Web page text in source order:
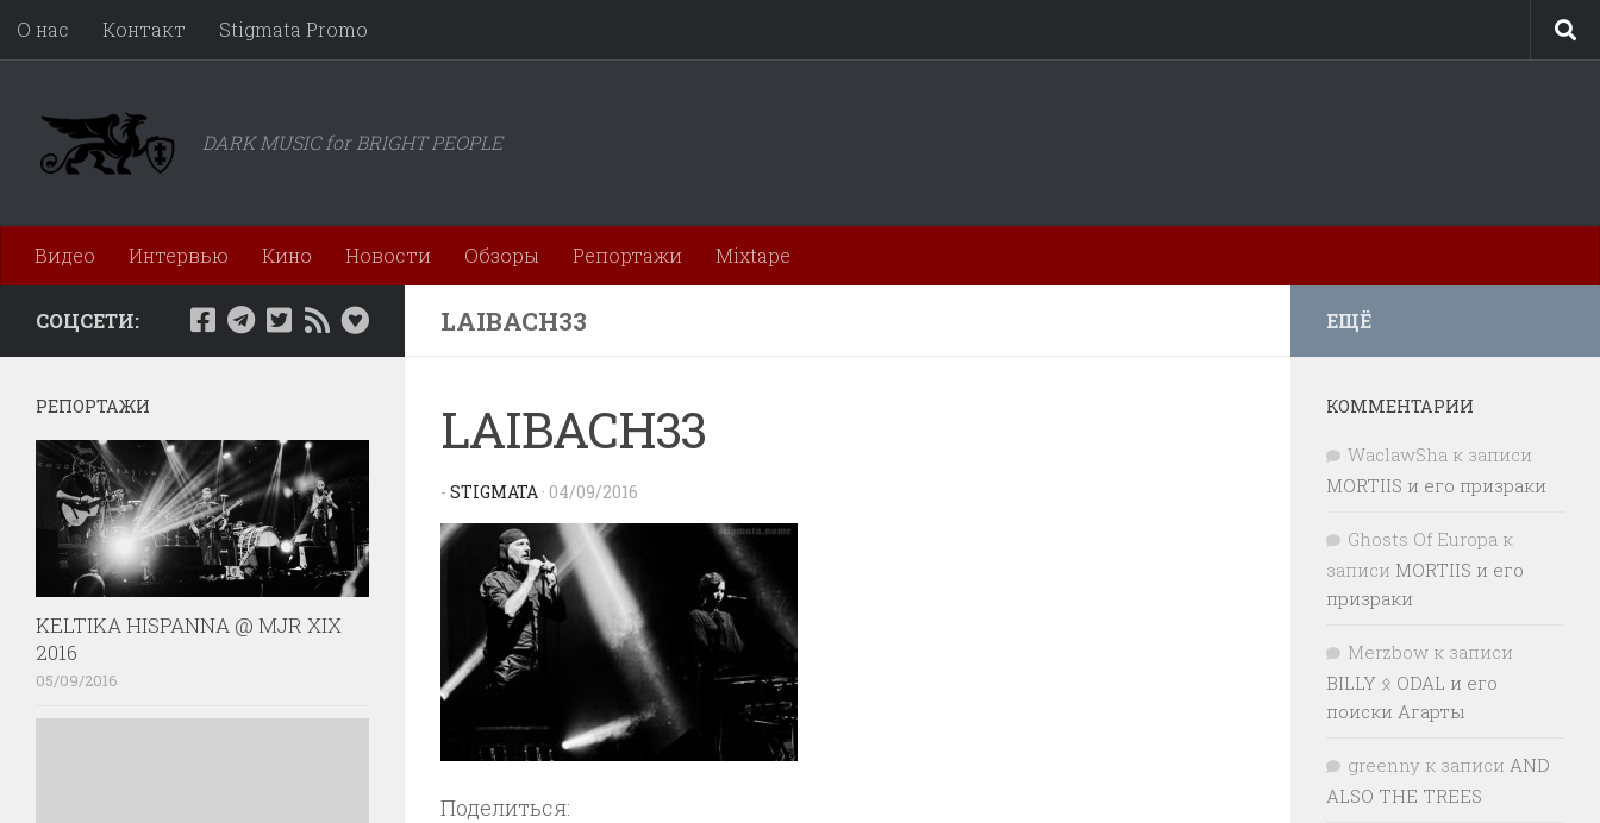
Перейти к содержимому
О нас Контакт Stigmata Promo
DARK MUSIC for BRIGHT PEOPLE
Видео Интервью Кино Новости Обзоры Репортажи Mixtape
LAIBACH33
LAIBACH33
- STIGMATA · 04/09/2016
Поделиться:
СОЦСЕТИ:
РЕПОРТАЖИ
KELTIKA HISPANNA @ MJR XIX
2016
05/09/2016
ЕЩЁ
КОММЕНТАРИИ
WaclawSha к записи
MORTIIS и его призраки
Ghosts Of Europa к
записи MORTIIS и его
призраки
Merzbow к записи
BILLY ᛟ ODAL и его
поиски Агарты
greenny к записи AND
ALSO THE TREES